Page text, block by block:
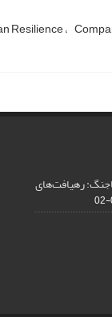
Resilience
رهیافت‌های